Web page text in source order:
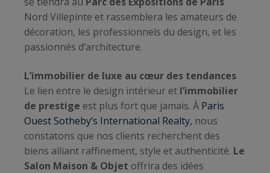
Nord Villepinte et rassemblera les amateurs de
décoration, les professionnels du design, et les
passionnés d’architecture.
L’immobilier de luxe au cœur des tendances
Le lien entre le design intérieur et l’immobilier
de prestige est plus fort que jamais. À Paris
Ouest Sotheby’s International Realty, nous
constatons que nos clients recherchent des
biens alliant raffinement, style et authenticité. Le
Salon Maison & Objet offrira des idées